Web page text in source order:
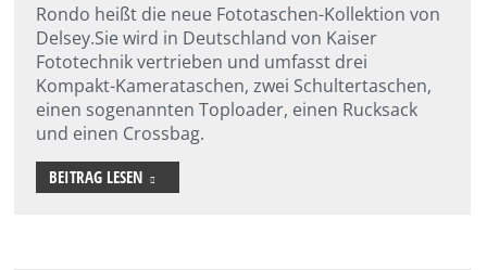
Rondo heißt die neue Fototaschen-Kollektion von
Delsey.Sie wird in Deutschland von Kaiser
Fototechnik vertrieben und umfasst drei
Kompakt-Kamerataschen, zwei Schultertaschen,
einen sogenannten Toploader, einen Rucksack
und einen Crossbag.
BEITRAG LESEN